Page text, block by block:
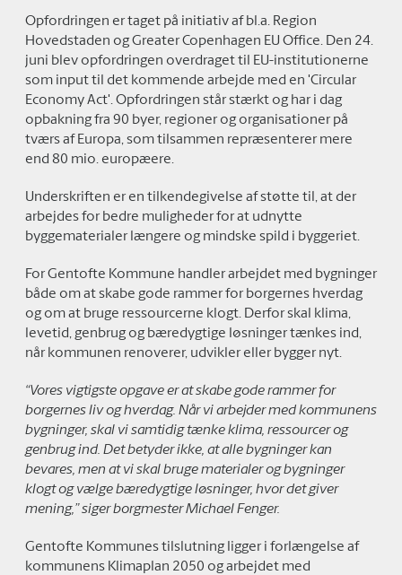
Opfordringen er taget på initiativ af bl.a. Region
Hovedstaden og Greater Copenhagen EU Office. Den 24.
juni blev opfordringen overdraget til EU-institutionerne
som input til det kommende arbejde med en 'Circular
Economy Act'. Opfordringen står stærkt og har i dag
opbakning fra 90 byer, regioner og organisationer på
tværs af Europa, som tilsammen repræsenterer mere
end 80 mio. europæere.
Underskriften er en tilkendegivelse af støtte til, at der
arbejdes for bedre muligheder for at udnytte
byggematerialer længere og mindske spild i byggeriet.
For Gentofte Kommune handler arbejdet med bygninger
både om at skabe gode rammer for borgernes hverdag
og om at bruge ressourcerne klogt. Derfor skal klima,
levetid, genbrug og bæredygtige løsninger tænkes ind,
når kommunen renoverer, udvikler eller bygger nyt.
“Vores vigtigste opgave er at skabe gode rammer for
borgernes liv og hverdag. Når vi arbejder med kommunens
bygninger, skal vi samtidig tænke klima, ressourcer og
genbrug ind. Det betyder ikke, at alle bygninger kan
bevares, men at vi skal bruge materialer og bygninger
klogt og vælge bæredygtige løsninger, hvor det giver
mening,” siger borgmester Michael Fenger.
Gentofte Kommunes tilslutning ligger i forlængelse af
kommunens Klimaplan 2050 og arbejdet med